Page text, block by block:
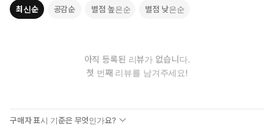
최신순 공감순 별점 높은순 별점 낮은순
아직 등록된 리뷰가 없습니다.
첫 번째 리뷰를 남겨주세요!
구매자 표시 기준은 무엇인가요?